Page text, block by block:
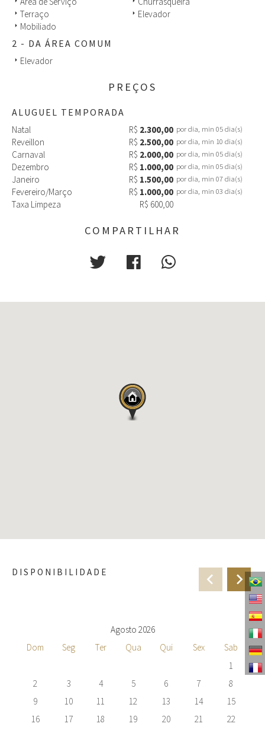
arrow_right Terraço arrow_right Elevador
arrow_right Mobiliado
2 - DA ÁREA COMUM
arrow_right Elevador
PREÇOS
ALUGUEL TEMPORADA
Natal R$ 2.300,00 por dia, min 05 dia(s)
Reveillon R$ 2.500,00 por dia, min 10 dia(s)
Carnaval R$ 2.000,00 por dia, min 05 dia(s)
Dezembro R$ 1.000,00 por dia, min 05 dia(s)
Janeiro R$ 1.500,00 por dia, min 07 dia(s)
Fevereiro/Março R$ 1.000,00 por dia, min 03 dia(s)
Taxa Limpeza R$ 600,00
COMPARTILHAR
DISPONIBILIDADE
Agosto 2026
Dom
Seg Ter Qua Qui Sex
Sab
1
2
3 4 5 6 7
8
9
10 11 12 13 14
15
16
17 18 19 20 21
22